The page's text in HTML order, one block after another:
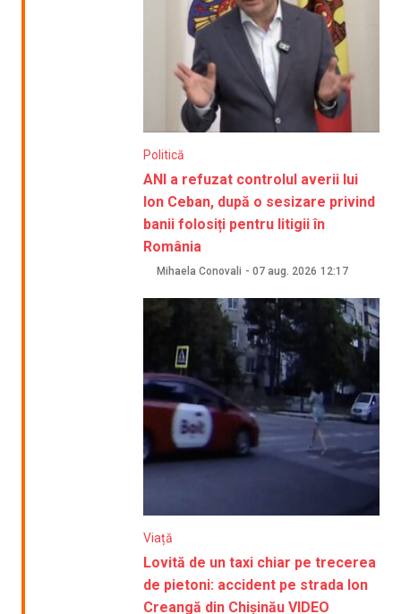
Politică
ANI a refuzat controlul averii lui
Ion Ceban, după o sesizare privind
banii folosiți pentru litigii în
România
Mihaela Conovali - 07 aug. 2026 12:17
Viață
Lovită de un taxi chiar pe trecerea
de pietoni: accident pe strada Ion
Creangă din Chișinău VIDEO